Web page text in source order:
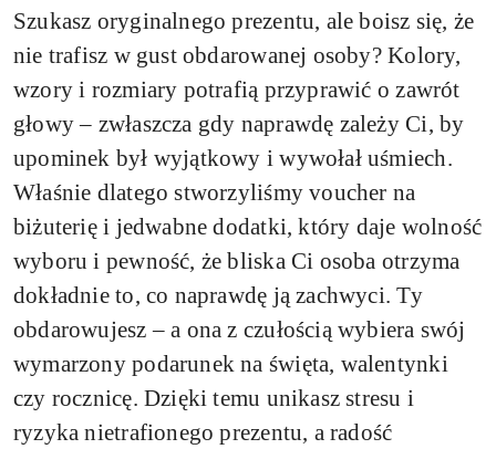
Szukasz oryginalnego prezentu, ale boisz się, że
nie trafisz w gust obdarowanej osoby? Kolory,
wzory i rozmiary potrafią przyprawić o zawrót
głowy – zwłaszcza gdy naprawdę zależy Ci, by
upominek był wyjątkowy i wywołał uśmiech.
Właśnie dlatego stworzyliśmy voucher na
biżuterię i jedwabne dodatki, który daje wolność
wyboru i pewność, że bliska Ci osoba otrzyma
dokładnie to, co naprawdę ją zachwyci. Ty
obdarowujesz – a ona z czułością wybiera swój
wymarzony podarunek na święta, walentynki
czy rocznicę. Dzięki temu unikasz stresu i
ryzyka nietrafionego prezentu, a radość